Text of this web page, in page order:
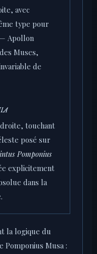
avec
type pour
Apollon
Muses,
de
touchant
posé sur
Pomponius
explicitement
dans la
la logique du
Pomponius Musa :